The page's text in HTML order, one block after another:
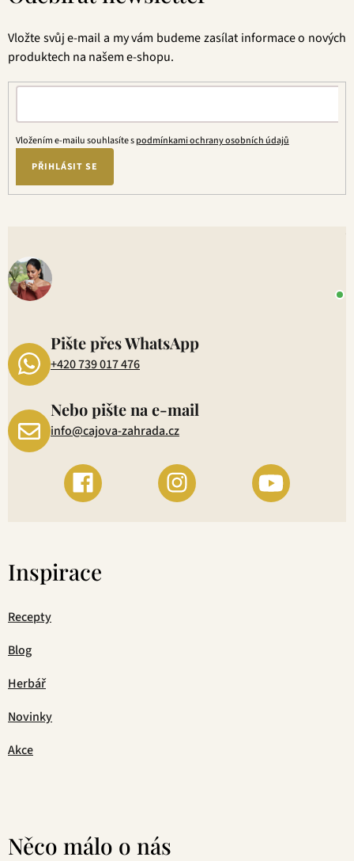
Vložte svůj e-mail a my vám budeme zasílat informace o nových
produktech na našem e-shopu.
Vložením e-mailu souhlasíte spodmínkami ochrany osobních údajů
PŘIHLÁSIT SE
Pište přes WhatsApp
+420 739 017 476
Nebo pište na e-mail
info@cajova-zahrada.cz
Inspirace
Recepty
Blog
Herbář
Novinky
Akce
Něco málo o nás